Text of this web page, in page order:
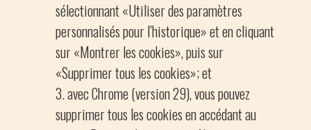
sélectionnant «Utiliser des paramètres
personnalisés pour l’historique» et en cliquant
sur «Montrer les cookies», puis sur
«Supprimer tous les cookies»; et
avec Chrome (version 29), vous pouvez
supprimer tous les cookies en accédant au